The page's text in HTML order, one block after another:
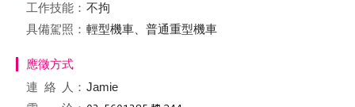
工作技能： 不拘
具備駕照： 輕型機車、普通重型機車
應徵方式
連絡
人： Jamie